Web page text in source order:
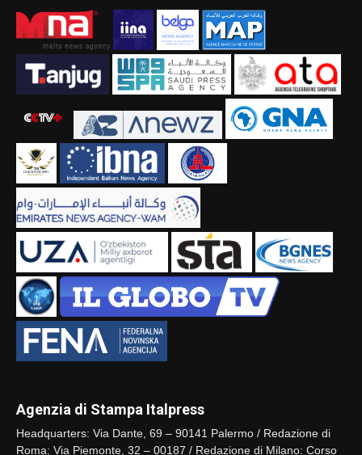
Agenzia di Stampa Italpress
Headquarters: Via Dante, 69 – 90141 Palermo / Redazione di
Roma: Via Piemonte, 32 – 00187 / Redazione di Milano: Corso